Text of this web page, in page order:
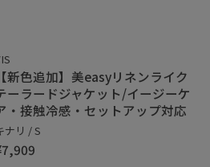
、骨格ストレートさんにオス
ープデザインのタイトワンピー
お洒落なドレープデザインにお
が入っている為、体型カバーが
方は私みたいにジャケットで合
【新色追加】美easyリネンライク
ーラードジャケット/イージーケ
・接触冷感・セットアップ対応
ナリ / S